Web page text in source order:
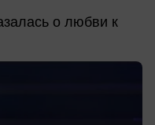
о любви к